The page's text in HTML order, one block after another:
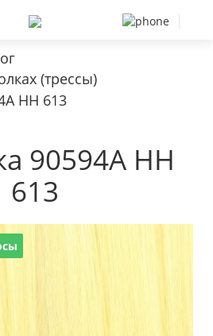
(трессы)
HH 613
90594A HH
613